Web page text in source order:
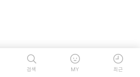
검색 MY 최근